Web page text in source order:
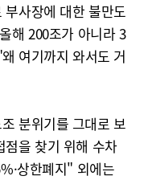
사장에 대한 불만도
해 200조가 아니라 3
여기까지 와서도 거
분위기를 그대로 보
점을 찾기 위해 수차
상한폐지" 외에는